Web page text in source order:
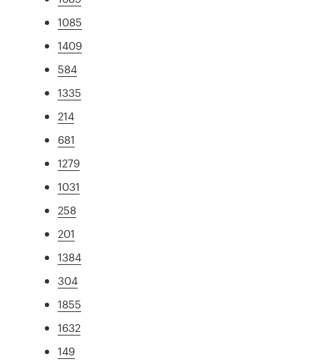
1085
1409
584
1335
214
681
1279
1031
258
201
1384
304
1855
1632
149